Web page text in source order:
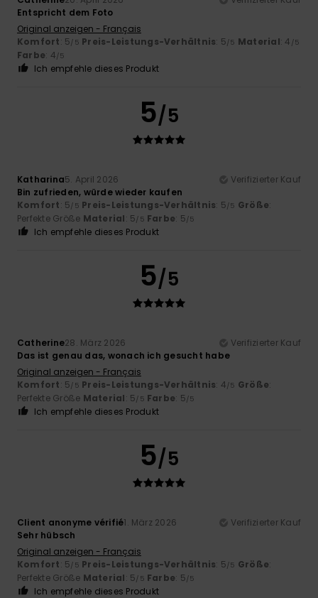
Entspricht dem Foto
Original anzeigen - Français
Komfort: 5/5 Preis-Leistungs-Verhältnis: 5/5 Material: 4 /5
Farbe: 4/5
Ich empfehle dieses Produkt
5/5
Katharina5. April 2026
Verifizierter Kauf
Bin zufrieden, würde wieder kaufen
Komfort: 5/5 Preis-Leistungs-Verhältnis: 5/5 Größe:
Perfekte Größe Material: 5/5 Farbe: 5/5
Ich empfehle dieses Produkt
5/5
Catherine28. März 2026
Verifizierter Kauf
Das ist genau das, wonach ich gesucht habe
Original anzeigen - Français
Komfort: 5/5 Preis-Leistungs-Verhältnis: 4/5 Größe:
Perfekte Größe Material: 5/5 Farbe: 5/5
Ich empfehle dieses Produkt
5/5
Client anonyme vérifié1. März 2026
Verifizierter Kauf
Sehr hübsch
Original anzeigen - Français
Komfort: 5/5 Preis-Leistungs-Verhältnis: 5/5 Größe:
Perfekte Größe Material: 5/5 Farbe: 5/5
Ich empfehle dieses Produkt